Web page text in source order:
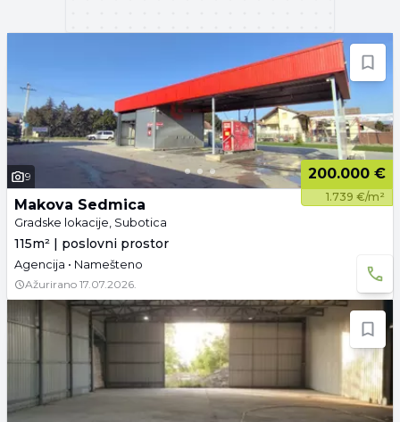
9 200.000 €
1.739 €/m²
Makova Sedmica
Gradske lokacije, Subotica
115m² | poslovni prostor
Agencija • Namešteno
Ažurirano 17.07.2026.